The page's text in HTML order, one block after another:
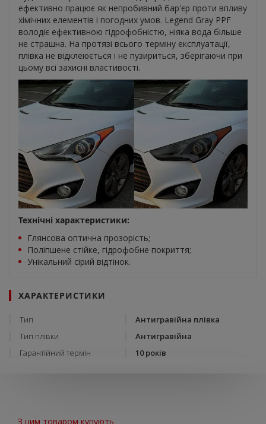
ефективно працює як непробивний бар'єр проти впливу
хімічних елементів і погодних умов. Legend Gray PPF
володіє ефективною гідрофобністю, ніяка вода більше
не страшна. На протязі всього терміну експлуатації,
плівка не відклеюється і не пузириться, зберігаючи при
цьому всі захисні властивості.
Технічні характеристики:
Глянсова оптична прозорість;
Поліпшене стійке, гідрофобне покриття;
Унікальний сірий відтінок.
ХАРАКТЕРИСТИКИ
Тип
Антигравійна плівка
Тип плівки
Антигравійна
Гарантійний термін
10 років
З цим товаром купують